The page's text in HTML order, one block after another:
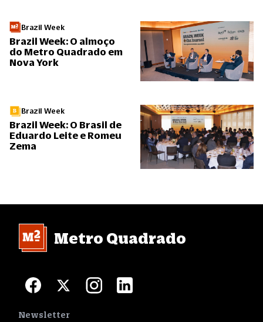
Brazil Week
Brazil Week: O almoço
do Metro Quadrado em
Nova York
Brazil Week
Brazil Week: O Brasil de
Eduardo Leite e Romeu
Zema
Metro Quadrado
Newsletter